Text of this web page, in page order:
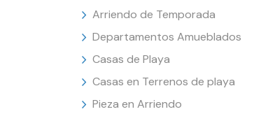
Arriendo de Temporada
Departamentos Amueblados
Casas de Playa
Casas en Terrenos de playa
Pieza en Arriendo